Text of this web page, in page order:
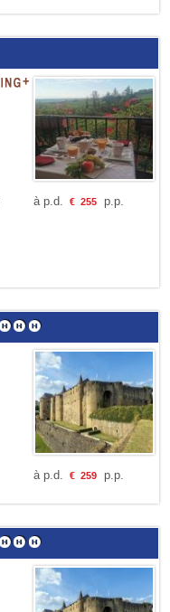
à p.d. € 255p.p.
à p.d.
€ 259p.p.